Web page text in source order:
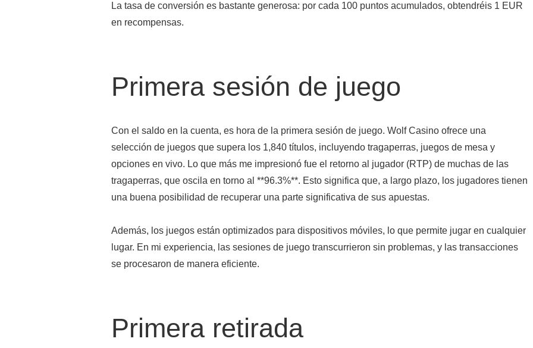
La tasa de conversión es bastante generosa: por cada 100 puntos acumulados, obtendréis 1 EUR
en recompensas.
Primera sesión de juego
Con el saldo en la cuenta, es hora de la primera sesión de juego. Wolf Casino ofrece una
selección de juegos que supera los 1,840 títulos, incluyendo tragaperras, juegos de mesa y
opciones en vivo. Lo que más me impresionó fue el retorno al jugador (RTP) de muchas de las
tragaperras, que oscila en torno al **96.3%**. Esto significa que, a largo plazo, los jugadores tienen
una buena posibilidad de recuperar una parte significativa de sus apuestas.
Además, los juegos están optimizados para dispositivos móviles, lo que permite jugar en cualquier
lugar. En mi experiencia, las sesiones de juego transcurrieron sin problemas, y las transacciones
se procesaron de manera eficiente.
Primera retirada